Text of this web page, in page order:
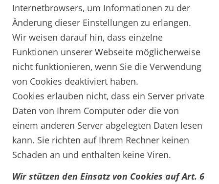
Internetbrowsers, um Informationen zu der
Änderung dieser Einstellungen zu erlangen.
Wir weisen darauf hin, dass einzelne
Funktionen unserer Webseite möglicherweise
nicht funktionieren, wenn Sie die Verwendung
von Cookies deaktiviert haben.
Cookies erlauben nicht, dass ein Server private
Daten von Ihrem Computer oder die von
einem anderen Server abgelegten Daten lesen
kann. Sie richten auf Ihrem Rechner keinen
Schaden an und enthalten keine Viren.
Wir stützen den Einsatz von Cookies auf Art. 6